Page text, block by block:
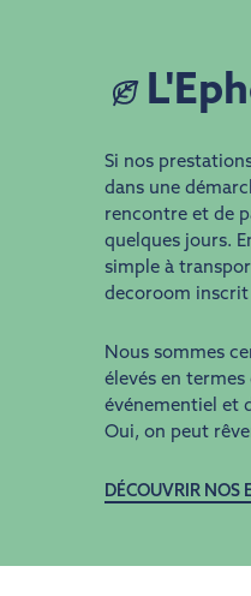
Si nos
dans une
rencontre et de
quelques jours.
simple à
decoroom inscrit
Nous sommes
élevés en
événementiel et
Oui, on peut
DÉCOUVRIR NOS